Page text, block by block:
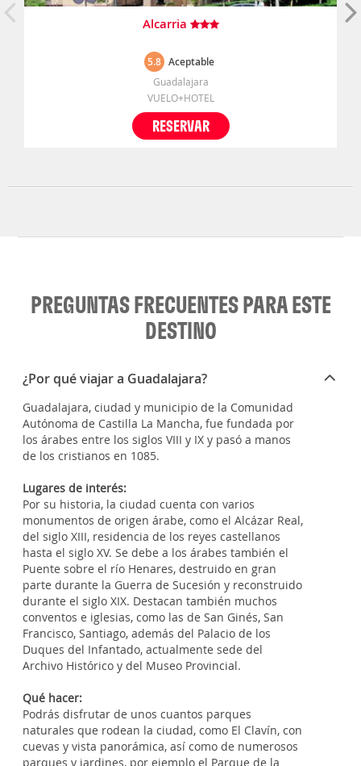
Alcarria
5.8 Aceptable
Guadalajara
VUELO+HOTEL
RESERVAR
PREGUNTAS FRECUENTES PARA ESTE
DESTINO
¿Por qué viajar a Guadalajara?
Guadalajara, ciudad y municipio de la Comunidad
Autónoma de Castilla La Mancha, fue fundada por
los árabes entre los siglos VIII y IX y pasó a manos
de los cristianos en 1085.
Lugares de interés:
Por su historia, la ciudad cuenta con varios
monumentos de origen árabe, como el Alcázar Real,
del siglo XIII, residencia de los reyes castellanos
hasta el siglo XV. Se debe a los árabes también el
Puente sobre el río Henares, destruido en gran
parte durante la Guerra de Sucesión y reconstruido
durante el siglo XIX. Destacan también muchos
conventos e iglesias, como las de San Ginés, San
Francisco, Santiago, además del Palacio de los
Duques del Infantado, actualmente sede del
Archivo Histórico y del Museo Provincial.
Qué hacer:
Podrás disfrutar de unos cuantos parques
naturales que rodean la ciudad, como El Clavín, con
cuevas y vista panorámica, así como de numerosos
parques y jardines, por ejemplo el Parque de la